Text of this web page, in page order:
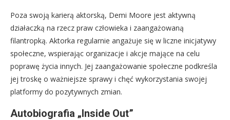
Poza swoją karierą aktorską, Demi Moore jest aktywną
działaczką na rzecz praw człowieka i zaangażowaną
filantropką. Aktorka regularnie angażuje się w liczne inicjatywy
społeczne, wspierając organizacje i akcje mające na celu
poprawę życia innych. Jej zaangażowanie społeczne podkreśla
jej troskę o ważniejsze sprawy i chęć wykorzystania swojej
platformy do pozytywnych zmian.
Autobiografia „Inside Out”